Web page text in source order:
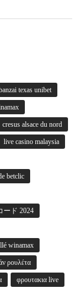
texas unibet
cresus alsace du nord
live casino malaysia
betclic
ード 2024
winamax
ρουλέτα
φρουτακια live